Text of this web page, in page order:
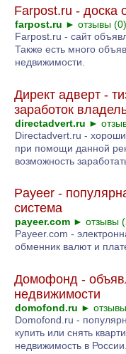
Farpost.ru - доска
farpost.ru ► отзывы (0)
Farpost.ru - сайт
Также есть много
недвижимости.
Директ адверт -
заработок
directadvert.ru ►
Directadvert.ru -
при помощи данной
возможность
Payeer -
система
payeer.com ► отзывы
Payeer.com -
обменник валют и
Домофонд -
недвижимости
domofond.ru ►
Domofond.ru -
купить или снять
недвижимость в России.